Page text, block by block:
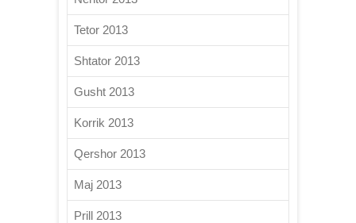
Tetor 2013
Shtator 2013
Gusht 2013
Korrik 2013
Qershor 2013
Maj 2013
Prill 2013